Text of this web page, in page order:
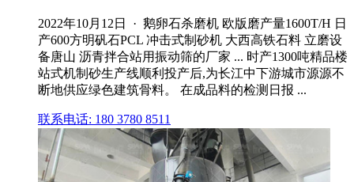
2022年10月12日 · 鹅卵石杀磨机 欧版磨产量1600T/H 日
产600方明矾石PCL 冲击式制砂机 大西高铁石料 立磨设
备唐山 沥青拌合站用振动筛的厂家 ... 时产1300吨精品楼
站式机制砂生产线顺利投产后,为长江中下游城市源源不
断地供应绿色建筑骨料。 在成品料的检测日报 ...
联系电话: 180 3780 8511